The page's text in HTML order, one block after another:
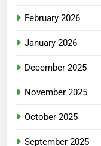
February 2026
January 2026
December 2025
November 2025
October 2025
September 2025